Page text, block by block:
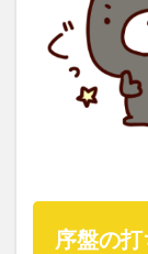
序盤の